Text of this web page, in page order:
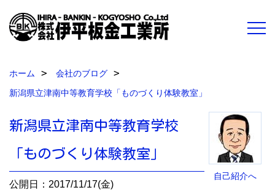
ホーム
会社のブログ
新潟県立津南中等教育学校「ものづくり体験教室」
自己紹介へ
新潟県立津南中等教育学校
「ものづくり体験教室」
公開日：2017/11/17(金)